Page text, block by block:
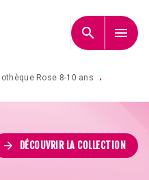
search menu
Rose 8-10 ans
•
arrow_forward DÉCOUVRIR LA COLLECTION